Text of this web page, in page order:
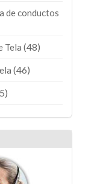
de conductos
Tela (48)
(46)